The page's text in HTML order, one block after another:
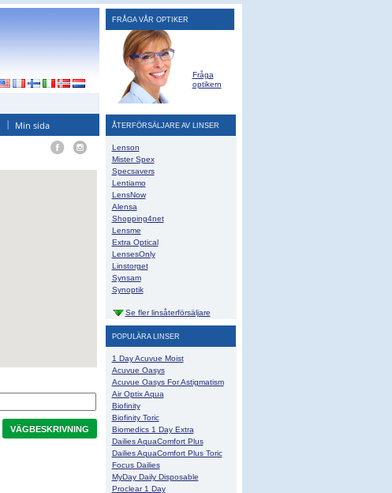
Min sida
VÄGBESKRIVNING
FRÅGA VÅR OPTIKER
Fråga
optikern
ÅTERFÖRSÄLJARE AV LINSER
Lenson
Mister Spex
Specsavers
Lentiamo
LensNow
Alensa
Shopping4net
Lensme
Extra Optical
LensesOnly
Linstorget
Synsam
Synoptik
Se fler linsåterförsäljare
POPULÄRA LINSER
1 Day Acuvue Moist
Acuvue Oasys
Acuvue Oasys For Astigmatism
Air Optix Aqua
Biofinity
Biofinity Toric
Biomedics 1 Day Extra
Dailies AquaComfort Plus
Dailies AquaComfort Plus Toric
Focus Dailies
MyDay Daily Disposable
Proclear 1 Day